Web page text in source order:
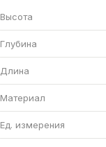
Высота
Глубина
Длина
Материал
Ед. измерения